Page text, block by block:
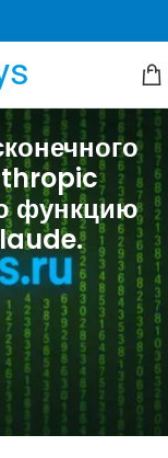
функцию
обновление для
возможность
для модели, что
ответы с